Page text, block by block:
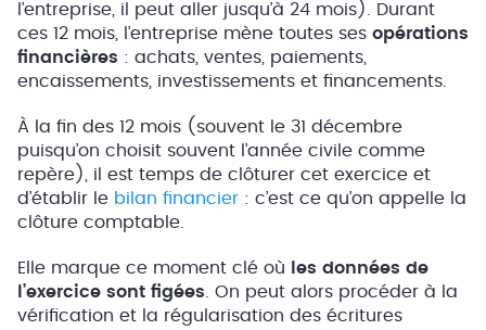
l’entreprise, il peut aller jusqu’à 24 mois). Durant
ces 12 mois, l’entreprise mène toutes ses opérations
financières : achats, ventes, paiements,
encaissements, investissements et financements.
À la fin des 12 mois (souvent le 31 décembre
puisqu’on choisit souvent l’année civile comme
repère), il est temps de clôturer cet exercice et
d’établir le bilan financier : c’est ce qu’on appelle la
clôture comptable.
Elle marque ce moment clé où les données de
l’exercice sont figées. On peut alors procéder à la
vérification et la régularisation des écritures